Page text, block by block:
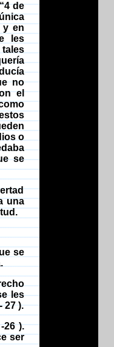
4 de
y en
les
no
el
o
se
una
se
les
27 ).
26 ).
ser